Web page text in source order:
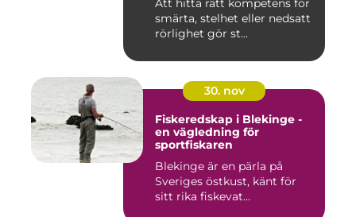
Att hitta rätt kompetens för
smärta, stelhet eller nedsatt
rörlighet gör st...
30. nov
Fiskeredskap i Blekinge -
en vägledning för
sportfiskaren
Blekinge är en pärla på
Sveriges östkust, känt för
sitt rika fiskevat...